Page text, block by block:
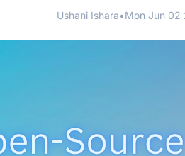
Ushani Ishara•Mon Jun 02